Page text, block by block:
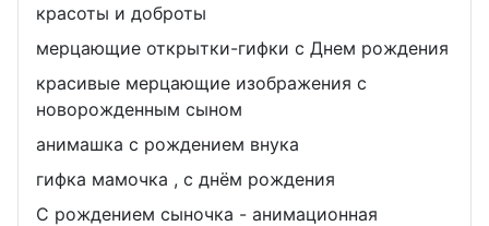
красоты и доброты
мерцающие открытки-гифки с Днем рождения
красивые мерцающие изображения с
новорожденным сыном
анимашка с рождением внука
гифка мамочка , с днём рождения
С рождением сыночка - анимационная